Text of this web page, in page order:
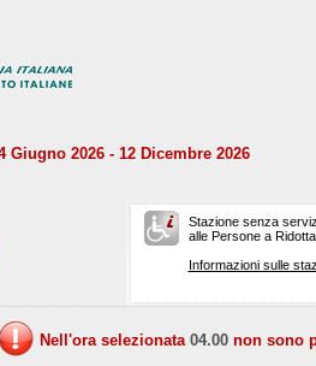
Giugno 2026 - 12 Dicembre 2026
Stazione senza
alle Persone a
Informazioni sulle
Nell'ora selezionata 04.00 non sono